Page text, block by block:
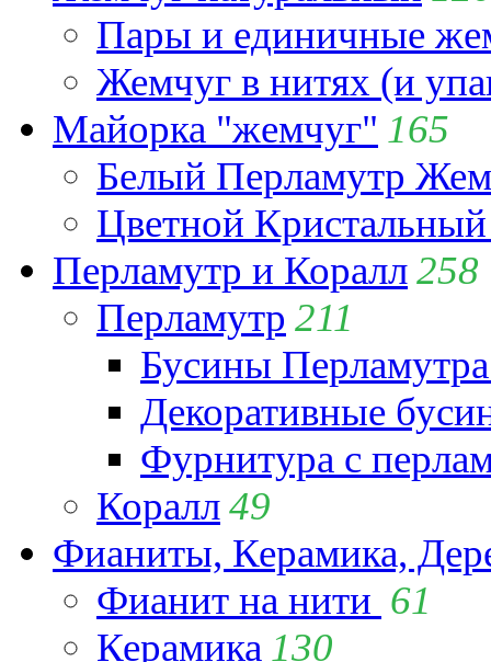
Пары и единичные
Жемчуг в нитях (и
Майорка "жемчуг" 165
Белый Перламутр
Цветной
Перламутр и Коралл258
Перламутр 211
Бусины
Декоративные
Фурнитура с
Коралл49
Фианиты, Керамика,
Фианит на нити 61
Керамика 130